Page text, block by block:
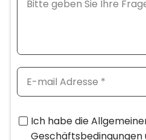
Ich habe die
Geschäftsbedingungen